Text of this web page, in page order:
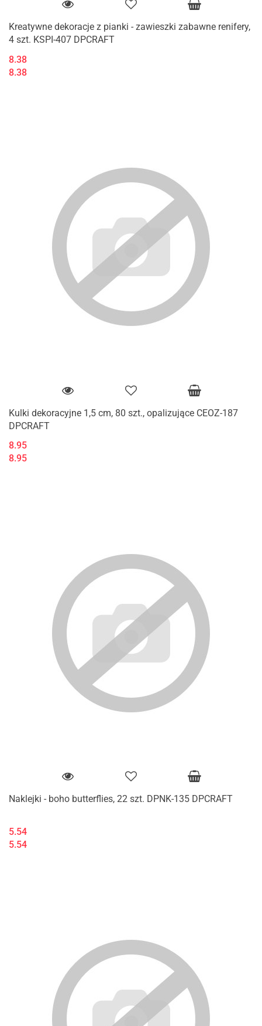
Kreatywne dekoracje z pianki - zawieszki zabawne renifery,
4 szt. KSPI-407 DPCRAFT
8.38
8.38
Kulki dekoracyjne 1,5 cm, 80 szt., opalizujące CEOZ-187
DPCRAFT
8.95
8.95
Naklejki - boho butterflies, 22 szt. DPNK-135 DPCRAFT
5.54
5.54